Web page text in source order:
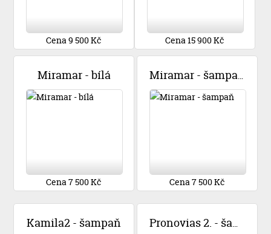
Cena 9 500 Kč Cena 15 900 Kč
Miramar - bílá
Cena 7 500 Kč
Miramar - šampaň
Cena 7 500 Kč
Kamila2 - šampaň Pronovias 2. - šampaň